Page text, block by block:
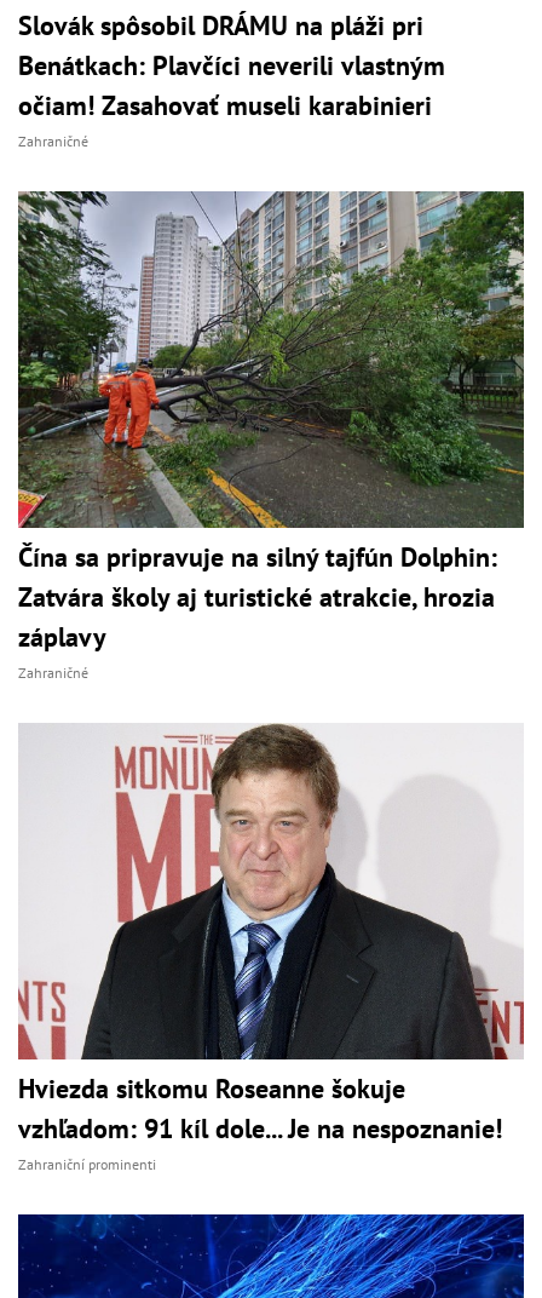
Slovák spôsobil DRÁMU na pláži pri
Benátkach: Plavčíci neverili vlastným
očiam! Zasahovať museli karabinieri
Zahraničné
Čína sa pripravuje na silný tajfún Dolphin:
Zatvára školy aj turistické atrakcie, hrozia
záplavy
Zahraničné
Hviezda sitkomu Roseanne šokuje
vzhľadom: 91 kíl dole... Je na nespoznanie!
Zahraniční prominenti